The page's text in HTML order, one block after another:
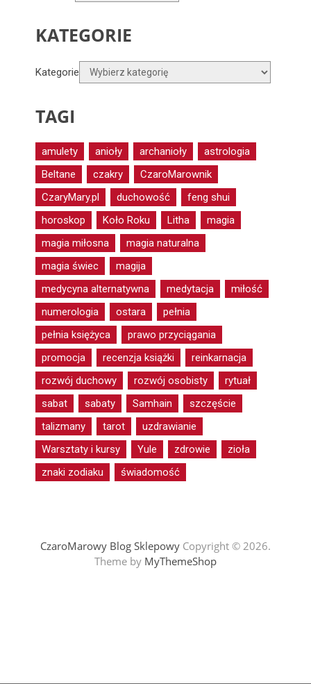
KATEGORIE
Kategorie
TAGI
amulety anioły archanioły
astrologia
Beltane
czakry
CzaroMarownik
CzaryMary.pl
duchowość
feng shui
horoskop
Koło Roku Litha
magia
magia miłosna
magia naturalna
magia świec
magija
medycyna alternatywna
medytacja
miłość
numerologia
ostara
pełnia
pełnia księżyca
prawo przyciągania
promocja
recenzja książki
reinkarnacja
rozwój duchowy
rozwój osobisty
rytuał
sabat
sabaty Samhain
szczęście
talizmany
tarot
uzdrawianie
Warsztaty i kursy
Yule zdrowie
zioła
znaki zodiaku
świadomość
CzaroMarowy Blog SklepowyCopyright © 2026.
Theme by MyThemeShop